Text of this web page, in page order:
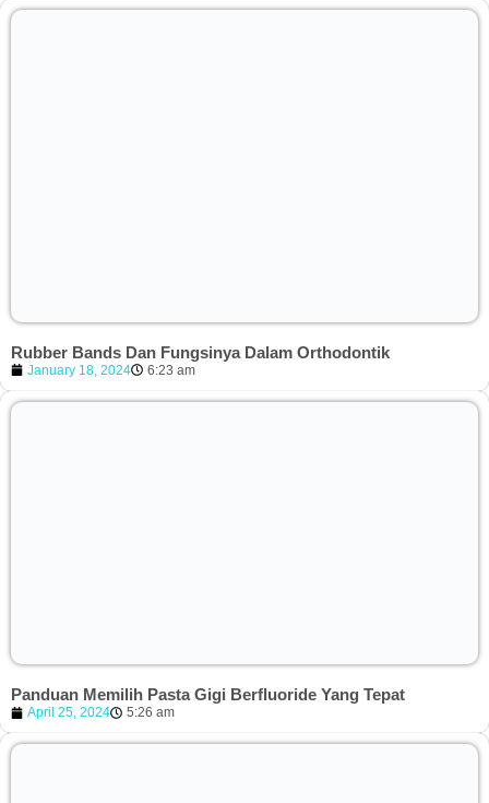
Rubber Bands Dan Fungsinya Dalam Orthodontik
January 18, 2024 6:23 am
Panduan Memilih Pasta Gigi Berfluoride Yang Tepat
April 25, 2024 5:26 am